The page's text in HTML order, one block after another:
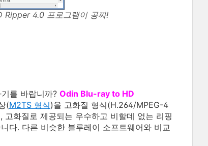
4.0 프로그램이 공짜!
를 바랍니까? Odin Blu-ray to HD
(M2TS 형식)을 고화질 형식(H.264/MPEG-4
화질로 제공되는 우수하고 비할데 없는 리핑
다. 다른 비슷한 블루레이 소프트웨어와 비교